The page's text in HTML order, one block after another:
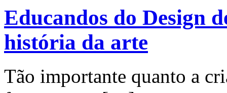
Educandos do Design
história da arte
Tão importante quanto a